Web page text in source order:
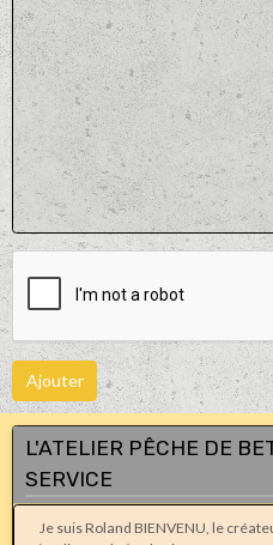
Ajouter
L'ATELIER PÊCHE DE
SERVICE
Je suis Roland BIENVENU, le